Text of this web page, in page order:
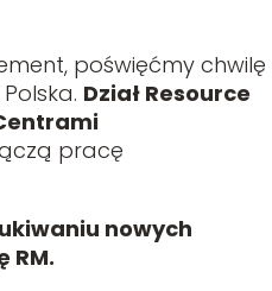
poświęćmy chwilę
Dział Resource
pracę
nowych
RM.